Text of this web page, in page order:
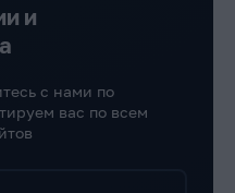
и
с нами по
вас по всем